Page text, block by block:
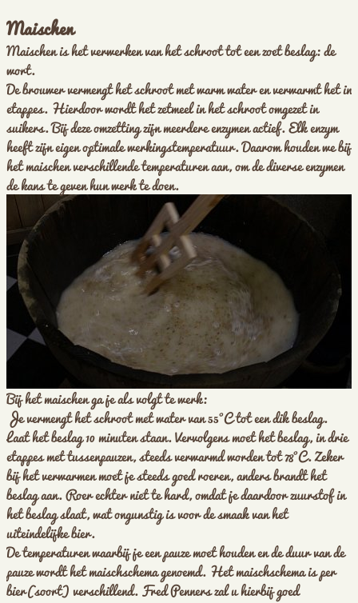
Maischen
Maischen is het verwerken van het schroot tot een zoet beslag: de
wort.
De brouwer vermengt het schroot met warm water en verwarmt het in
etappes. Hierdoor wordt het zetmeel in het schroot omgezet in
suikers. Bij deze omzetting zijn meerdere enzymen actief. Elk enzym
heeft zijn eigen optimale werkingstemperatuur. Daarom houden we bij
het maischen verschillende temperaturen aan, om de diverse enzymen
de kans te geven hun werk te doen.
Bij het maischen ga je als volgt te werk:
Je vermengt het schroot met water van 55°C tot een dik beslag.
Laat het beslag 10 minuten staan. Vervolgens moet het beslag, in drie
etappes met tussenpauzen, steeds verwarmd worden tot 78°C. Zeker
bij het verwarmen moet je steeds goed roeren, anders brandt het
beslag aan. Roer echter niet te hard, omdat je daardoor zuurstof in
het beslag slaat, wat ongunstig is voor de smaak van het
uiteindelijke bier.
De temperaturen waarbij je een pauze moet houden en de duur van de
pauze wordt het maischschema genoemd. Het maischschema is per
bier(soort) verschillend. Fred Penners zal u hierbij goed